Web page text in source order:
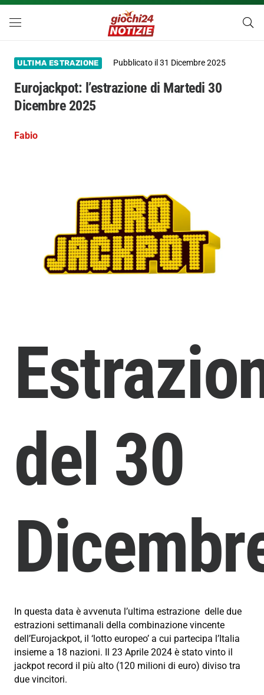
ULTIMA ESTRAZIONE Pubblicato il31 Dicembre 2025
Eurojackpot: l’estrazione di Martedi 30
Dicembre 2025
Fabio
del 30
In questa data è avvenuta l’ultima estrazione delle due
estrazioni settimanali della combinazione vincente
dell’Eurojackpot, il ‘lotto europeo’ a cui partecipa l’Italia
insieme a 18 nazioni. Il 23 Aprile 2024 è stato vinto il
jackpot record il più alto (120 milioni di euro) diviso tra
due vincitori.